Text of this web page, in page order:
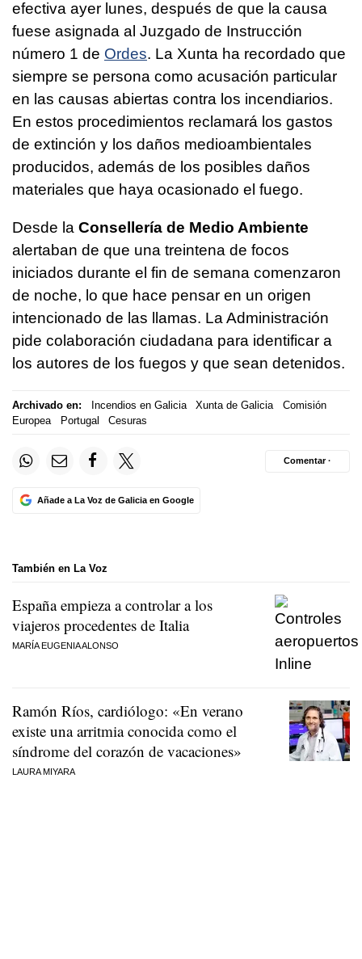
efectiva ayer lunes, después de que la causa
fuese asignada al Juzgado de Instrucción
número 1 de Ordes. La Xunta ha recordado que
siempre se persona como acusación particular
en las causas abiertas contra los incendiarios.
En estos procedimientos reclamará los gastos
de extinción y los daños medioambientales
producidos, además de los posibles daños
materiales que haya ocasionado el fuego.
Desde la Consellería de Medio Ambiente
alertaban de que una treintena de focos
iniciados durante el fin de semana comenzaron
de noche, lo que hace pensar en un origen
intencionado de las llamas. La Administración
pide colaboración ciudadana para identificar a
los autores de los fuegos y que sean detenidos.
Archivado en: Incendios en Galicia Xunta de Galicia
Comisión
Europea
Portugal Cesuras
Añade a La Voz de Galicia en Google
Comentar ·
También en La Voz
España empieza a controlar a los
viajeros procedentes de Italia
MARÍA EUGENIA ALONSO
Ramón Ríos, cardiólogo: «En verano
existe una arritmia conocida como el
síndrome del corazón de vacaciones»
LAURA MIYARA